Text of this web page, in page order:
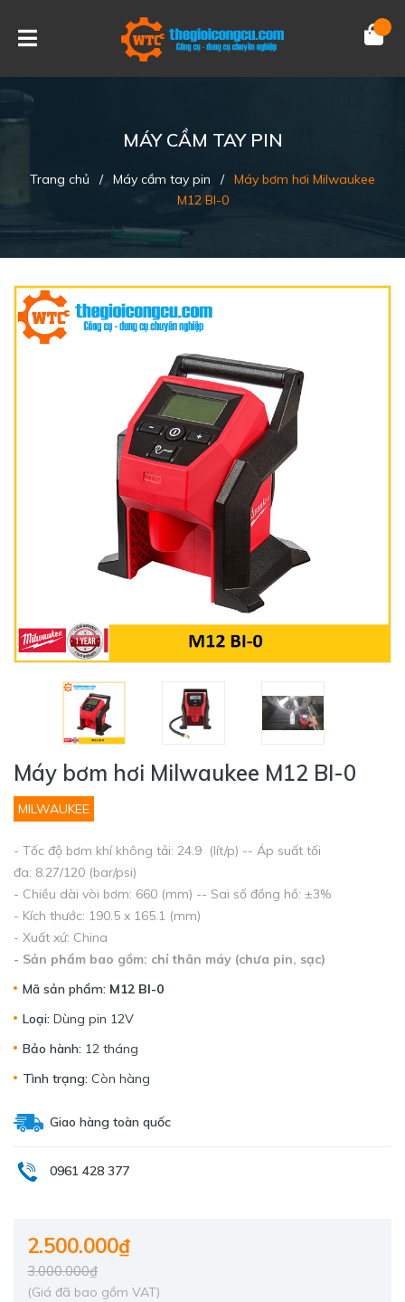
MÁY CẦM TAY PIN
Trang chủ / Máy cầm tay pin / Máy bơm hơi Milwaukee
M12 BI-0
Máy bơm hơi Milwaukee M12 BI-0
MILWAUKEE
- Tốc độ bơm khí không tải: 24.9 (lít/p) -- Áp suất tối
đa: 8.27/120 (bar/psi)
- Chiều dài vòi bơm: 660 (mm) -- Sai số đồng hồ: ±3%
- Kích thước: 190.5 x 165.1 (mm)
- Xuất xứ: China
- Sản phẩm bao gồm: chỉ thân máy (chưa pin, sạc)
Mã sản phẩm: M12 BI-0
Loại: Dùng pin 12V
Bảo hành: 12 tháng
Tình trạng: Còn hàng
Giao hàng toàn quốc
0961 428 377
2.500.000₫
3.000.000₫
(Giá đã bao gồm VAT)